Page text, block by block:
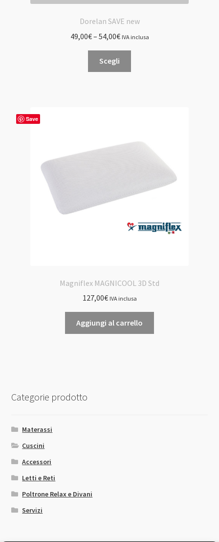
Dorelan SAVE new
49,00€– 54,00€ IVA inclusa
Scegli
possono
nella
pagina
Save
Magniflex MAGNICOOL 3D Std
127,00€ IVA inclusa
Aggiungi al carrello
Categorie prodotto
Materassi
Cuscini
Accessori
Letti e Reti
Poltrone Relax e Divani
Servizi